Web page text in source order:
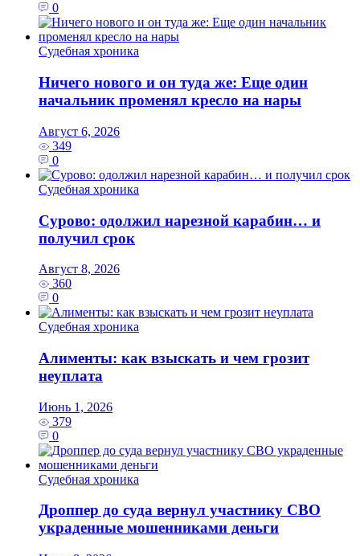
0
Судебная хроника
Ничего нового и он туда же: Еще один
начальник променял кресло на нары
Август 6, 2026
349
0
Судебная хроника
Сурово: одолжил нарезной карабин… и
получил срок
Август 8, 2026
360
0
Судебная хроника
Алименты: как взыскать и чем грозит
неуплата
Июнь 1, 2026
379
0
Судебная хроника
Дроппер до суда вернул участнику СВО
украденные мошенниками деньги